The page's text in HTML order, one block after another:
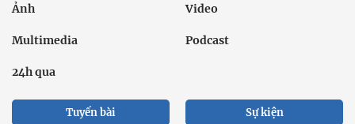
Ảnh Video
Multimedia Podcast
24h qua
Tuyến bài Sự kiện